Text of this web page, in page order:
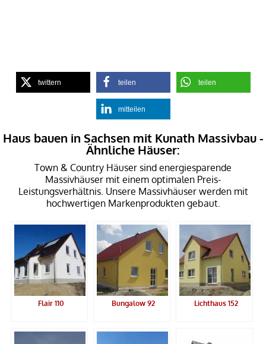
twittern teilen teilen
mitteilen
Haus bauen in Sachsen mit Kunath Massivbau -
Ähnliche Häuser:
Town & Country Häuser sind energiesparende
Massivhäuser mit einem optimalen Preis-
Leistungsverhältnis. Unsere Massivhäuser werden mit
hochwertigen Markenprodukten gebaut.
Flair 110 Bungalow 92 Lichthaus 152